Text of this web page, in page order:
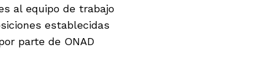
al equipo de trabajo
establecidas
parte de ONAD